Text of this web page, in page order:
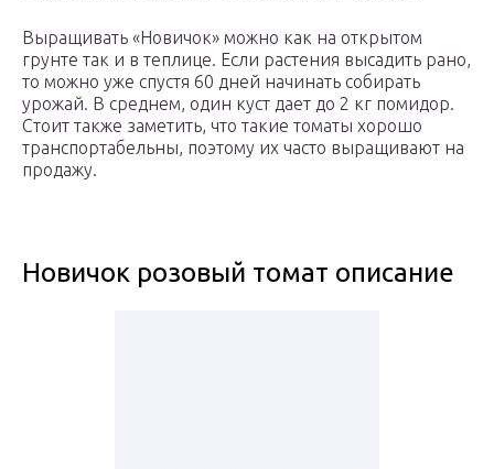
Выращивать «Новичок» можно как на открытом
грунте так и в теплице. Если растения высадить рано,
то можно уже спустя 60 дней начинать собирать
урожай. В среднем, один куст дает до 2 кг помидор.
Стоит также заметить, что такие томаты хорошо
транспортабельны, поэтому их часто выращивают на
продажу.
Новичок розовый томат описание